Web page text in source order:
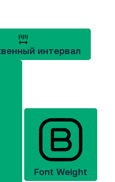
интервал
Font Weight